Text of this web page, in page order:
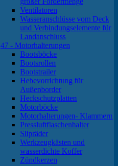
Ventilatoren
Wasseranschlüsse vom Deck
und Verbindungselemente für
Landanschluss
47 - Motorhalterungen
Bootsböcke
Bootsrollen
Bootstrailer
Hebevorrichtung für
Außenborder
Heckschutzplatten
Motorböcke
Motorhalterungen- Klammern
Pressluftflaschenhalter
Slipräder
Werkzeugkästen und
wasserdichte Koffer
Zündkerzen